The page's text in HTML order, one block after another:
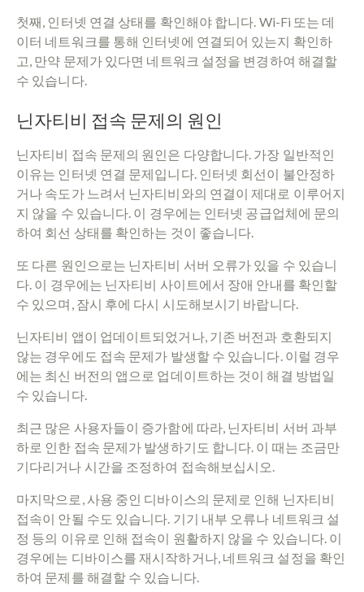
첫째, 인터넷 연결 상태를 확인해야 합니다. Wi-Fi 또는 데
이터 네트워크를 통해 인터넷에 연결되어 있는지 확인하
고, 만약 문제가 있다면 네트워크 설정을 변경하여 해결할
수 있습니다.
닌자티비 접속 문제의 원인
닌자티비 접속 문제의 원인은 다양합니다. 가장 일반적인
이유는 인터넷 연결 문제입니다. 인터넷 회선이 불안정하
거나 속도가 느려서 닌자티비와의 연결이 제대로 이루어지
지 않을 수 있습니다. 이 경우에는 인터넷 공급업체에 문의
하여 회선 상태를 확인하는 것이 좋습니다.
또 다른 원인으로는 닌자티비 서버 오류가 있을 수 있습니
다. 이 경우에는 닌자티비 사이트에서 장애 안내를 확인할
수 있으며, 잠시 후에 다시 시도해보시기 바랍니다.
닌자티비 앱이 업데이트되었거나, 기존 버전과 호환되지
않는 경우에도 접속 문제가 발생할 수 있습니다. 이럴 경우
에는 최신 버전의 앱으로 업데이트하는 것이 해결 방법일
수 있습니다.
최근 많은 사용자들이 증가함에 따라, 닌자티비 서버 과부
하로 인한 접속 문제가 발생하기도 합니다. 이 때는 조금만
기다리거나 시간을 조정하여 접속해보십시오.
마지막으로, 사용 중인 디바이스의 문제로 인해 닌자티비
접속이 안될 수도 있습니다. 기기 내부 오류나 네트워크 설
정 등의 이유로 인해 접속이 원활하지 않을 수 있습니다. 이
경우에는 디바이스를 재시작하거나, 네트워크 설정을 확인
하여 문제를 해결할 수 있습니다.